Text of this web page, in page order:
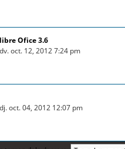
Ofice 3.6
oct. 12, 2012 7:24 pm
oct. 04, 2012 12:07 pm